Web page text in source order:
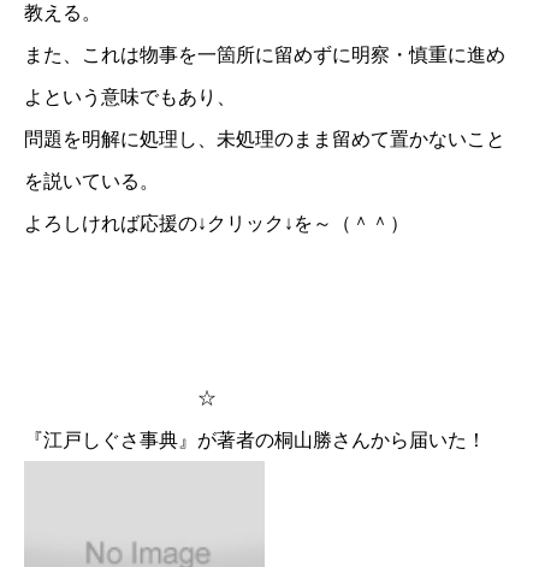
教える。
また、これは物事を一箇所に留めずに明察・慎重に進め
よという意味でもあり、
問題を明解に処理し、未処理のまま留めて置かないこと
を説いている。
よろしければ応援の↓クリック↓を～（＾＾）
☆
『江戸しぐさ事典』が著者の桐山勝さんから届いた！